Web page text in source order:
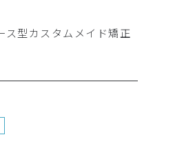
型カスタムメイド矯正